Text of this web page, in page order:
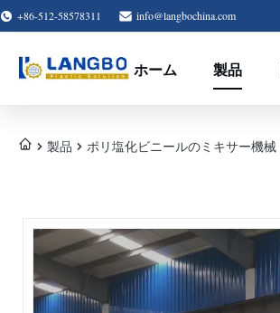
+86-512-58578311 info@langbochina.com
ホーム 製品
製品 ポリ塩化ビニールのミキサー機械